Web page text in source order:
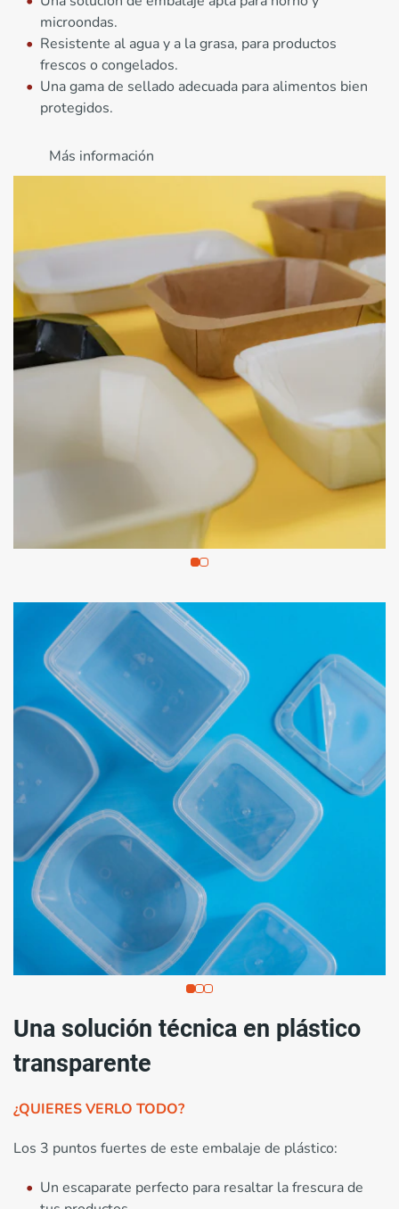
microondas.
Resistente al agua y a la grasa, para productos
frescos o congelados.
Una gama de sellado adecuada para alimentos bien
protegidos.
Más información
Una solución técnica en plástico
transparente
¿QUIERES VERLO TODO?
Los 3 puntos fuertes de este embalaje de plástico:
Un escaparate perfecto para resaltar la frescura de